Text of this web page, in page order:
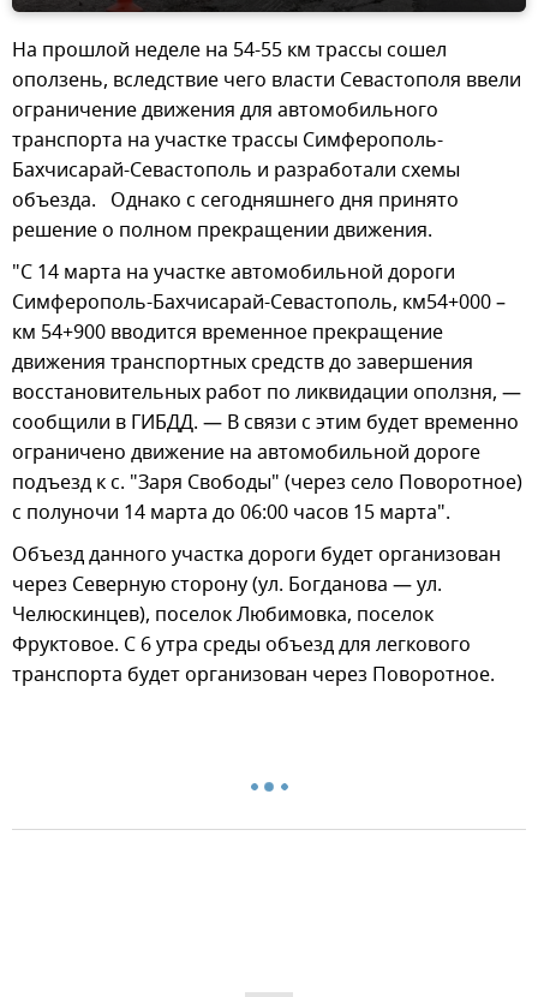
На прошлой неделе на 54-55 км трассы сошел
оползень, вследствие чего власти Севастополя ввели
ограничение движения для автомобильного
транспорта на участке трассы Симферополь-
Бахчисарай-Севастополь и разработали схемы
объезда. Однако с сегодняшнего дня принято
решение о полном прекращении движения.
"С 14 марта на участке автомобильной дороги
Симферополь-Бахчисарай-Севастополь, км54+000 –
км 54+900 вводится временное прекращение
движения транспортных средств до завершения
восстановительных работ по ликвидации оползня, —
сообщили в ГИБДД. — В связи с этим будет временно
ограничено движение на автомобильной дороге
подъезд к с. "Заря Свободы" (через село Поворотное)
с полуночи 14 марта до 06:00 часов 15 марта".
Объезд данного участка дороги будет организован
через Северную сторону (ул. Богданова — ул.
Челюскинцев), поселок Любимовка, поселок
Фруктовое. С 6 утра среды объезд для легкового
транспорта будет организован через Поворотное.